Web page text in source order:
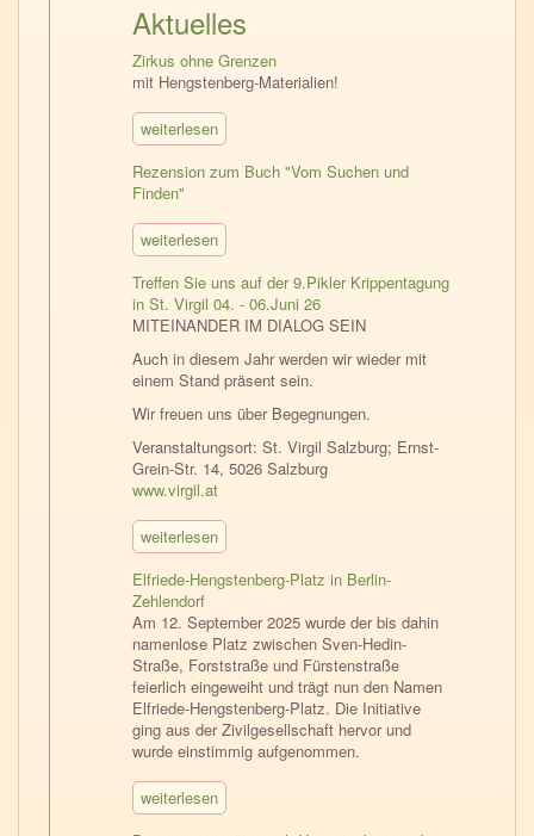
Aktuelles
Zirkus ohne Grenzen
mit Hengstenberg-Materialien!
weiterlesen
Rezension zum Buch "Vom Suchen und
Finden"
weiterlesen
Treffen Sie uns auf der 9.Pikler Krippentagung
in St. Virgil 04. - 06.Juni 26
MITEINANDER IM DIALOG SEIN
Auch in diesem Jahr werden wir wieder mit
einem Stand präsent sein.
Wir freuen uns über Begegnungen.
Veranstaltungsort: St. Virgil Salzburg; Ernst-
Grein-Str. 14, 5026 Salzburg
www.virgil.at
weiterlesen
Elfriede-Hengstenberg-Platz in Berlin-
Zehlendorf
Am 12. September 2025 wurde der bis dahin
namenlose Platz zwischen Sven-Hedin-
Straße, Forststraße und Fürstenstraße
feierlich eingeweiht und trägt nun den Namen
Elfriede-Hengstenberg-Platz. Die Initiative
ging aus der Zivilgesellschaft hervor und
wurde einstimmig aufgenommen.
weiterlesen